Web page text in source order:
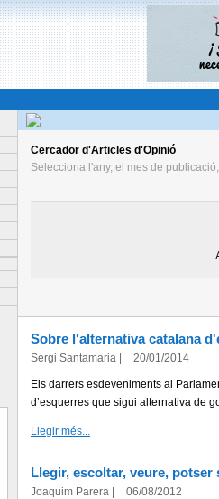
Cercador d'Articles d'Opinió
Selecciona l'any, el mes de
Sobre l'alternativa catalana
Sergi Santamaria 20/01/2014
Els darrers esdeveniments al
d’esquerres que sigui alternativa de
Llegir més...
Llegir, escoltar, veure, potser
Joaquim Parera 06/08/2012